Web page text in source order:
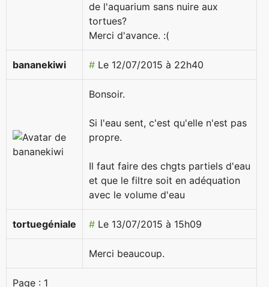
de l'aquarium sans nuire aux
tortues?
Merci d'avance. :(
bananekiwi # Le 12/07/2015 à 22h40
Bonsoir.
Si l'eau sent, c'est qu'elle n'est pas
propre.
Il faut faire des chgts partiels d'eau
et que le filtre soit en adéquation
avec le volume d'eau
tortuegéniale # Le 13/07/2015 à 15h09
Merci beaucoup.
Page : 1